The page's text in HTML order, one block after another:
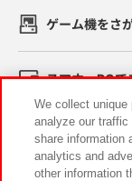
ゲーム機をさ
スマホ・PCで
イベント・キ
We collect
analyze our
share information
analytics and
other information